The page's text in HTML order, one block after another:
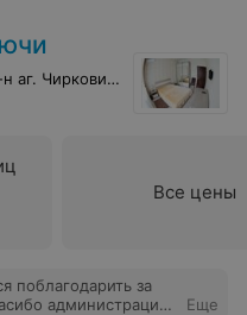
Гомельская обл. Светлогорский р-н аг. Чирковичи
Все цены
поблагодарить за
администрации
Еще